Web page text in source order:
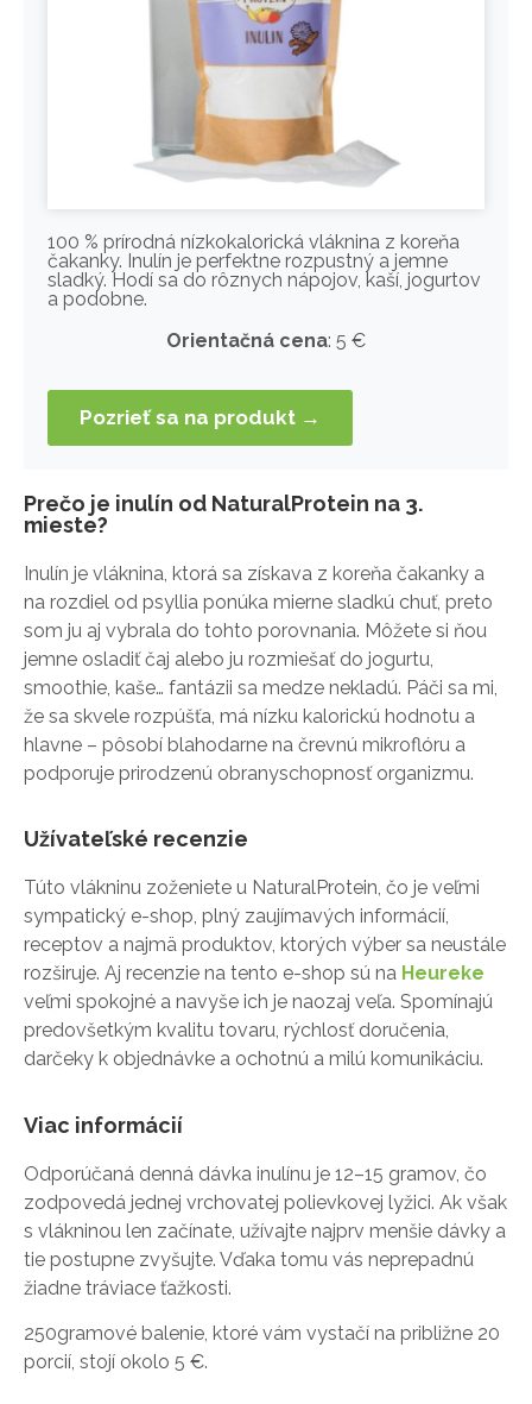
100 % prírodná nízkokalorická vláknina z koreňa
čakanky. Inulín je perfektne rozpustný a jemne
sladký. Hodí sa do rôznych nápojov, kaší, jogurtov
a podobne.
Orientačná cena: 5 €
Pozrieť sa na produkt →
Prečo je inulín od NaturalProtein na 3.
mieste?
Inulín je vláknina, ktorá sa získava z koreňa čakanky a
na rozdiel od psyllia ponúka mierne sladkú chuť, preto
som ju aj vybrala do tohto porovnania. Môžete si ňou
jemne osladiť čaj alebo ju rozmiešať do jogurtu,
smoothie, kaše… fantázii sa medze nekladú. Páči sa mi,
že sa skvele rozpúšťa, má nízku kalorickú hodnotu a
hlavne – pôsobí blahodarne na črevnú mikroflóru a
podporuje prirodzenú obranyschopnosť organizmu.
Užívateľské recenzie
Túto vlákninu zoženiete u NaturalProtein, čo je veľmi
sympatický e-shop, plný zaujímavých informácií,
receptov a najmä produktov, ktorých výber sa neustále
rozširuje. Aj recenzie na tento e-shop sú na Heureke
veľmi spokojné a navyše ich je naozaj veľa. Spomínajú
predovšetkým kvalitu tovaru, rýchlosť doručenia,
darčeky k objednávke a ochotnú a milú komunikáciu.
Viac informácií
Odporúčaná denná dávka inulínu je 12–15 gramov, čo
zodpovedá jednej vrchovatej polievkovej lyžici. Ak však
s vlákninou len začínate, užívajte najprv menšie dávky a
tie postupne zvyšujte. Vďaka tomu vás neprepadnú
žiadne tráviace ťažkosti.
250gramové balenie, ktoré vám vystačí na približne 20
porcií, stojí okolo 5 €.